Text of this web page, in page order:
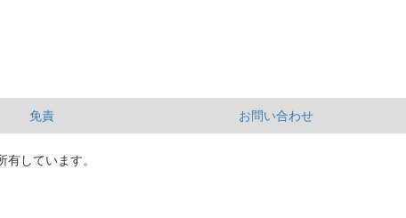
免責 お問い合わせ
しています。